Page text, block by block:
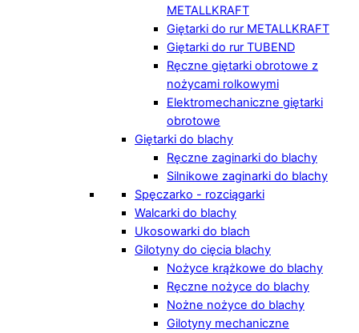
METALLKRAFT
Giętarki do rur METALLKRAFT
Giętarki do rur TUBEND
Ręczne giętarki obrotowe z
nożycami rolkowymi
Elektromechaniczne giętarki
obrotowe
Giętarki do blachy
Ręczne zaginarki do blachy
Silnikowe zaginarki do blachy
Spęczarko - rozciągarki
Walcarki do blachy
Ukosowarki do blach
Gilotyny do cięcia blachy
Nożyce krążkowe do blachy
Ręczne nożyce do blachy
Nożne nożyce do blachy
Gilotyny mechaniczne